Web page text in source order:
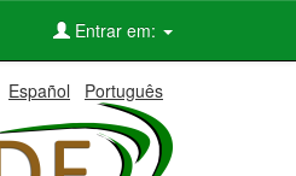
Entrar em:
Español Português